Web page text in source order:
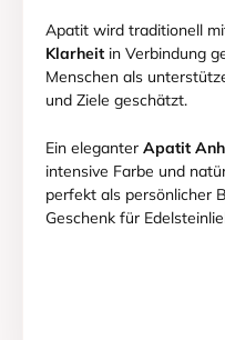
Apatit wird traditionell
Klarheit in Verbindung
Menschen als
und Ziele geschätzt.
Ein eleganter Apatit
intensive Farbe und
perfekt als persönlicher
Geschenk für